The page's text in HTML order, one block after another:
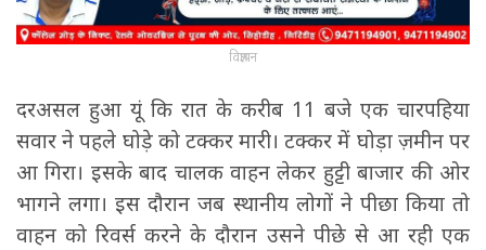
विज्ञापन
दरअसल हुआ यूं कि रात के करीब 11 बजे एक चारपहिया
सवार ने पहले घोड़े को टक्कर मारी। टक्कर में घोड़ा ज़मीन पर
आ गिरा। इसके बाद चालक वाहन लेकर हुट्टी बाजार की ओर
भागने लगा। इस दौरान जब स्थानीय लोगों ने पीछा किया तो
वाहन को रिवर्स करने के दौरान उसने पीछे से आ रही एक